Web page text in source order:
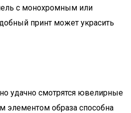
с монохромным или
принт может украсить
удачно смотрятся ювелирные
элементом образа способна